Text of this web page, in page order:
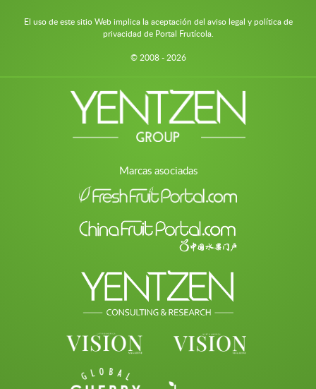
El uso de este sitio Web implica la aceptación del aviso legal y política de
privacidad de Portal Frutícola.
© 2008 - 2026
Marcas asociadas